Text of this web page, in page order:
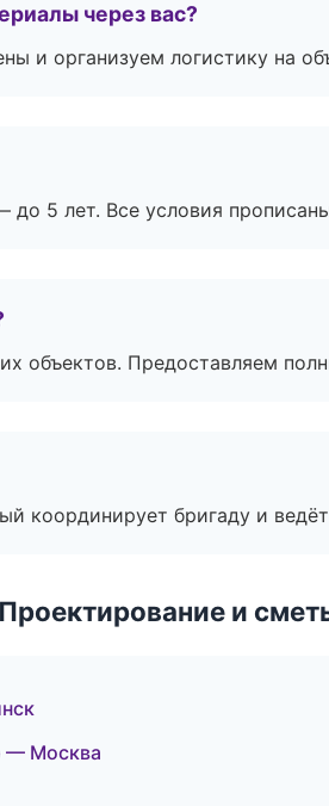
через вас?
и организуем логистику на
5 лет. Все условия
объектов. Предоставляем
координирует бригаду и
и
— Москва